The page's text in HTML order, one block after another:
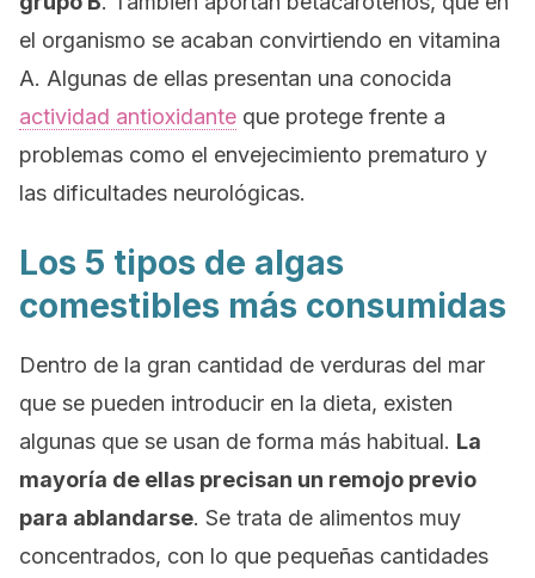
el organismo se acaban convirtiendo en vitamina
A. Algunas de ellas presentan una conocida
actividad antioxidante que protege frente a
problemas como el envejecimiento prematuro y
las dificultades neurológicas.
Los 5 tipos de algas
comestibles más consumidas
Dentro de la gran cantidad de verduras del mar
que se pueden introducir en la dieta, existen
algunas que se usan de forma más habitual. La
mayoría de ellas precisan un remojo previo
para ablandarse. Se trata de alimentos muy
concentrados, con lo que pequeñas cantidades